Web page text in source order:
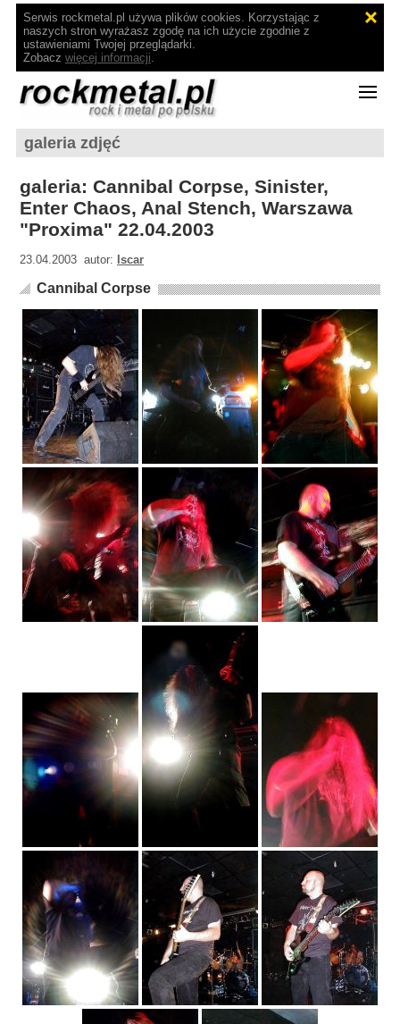
Serwis rockmetal.pl używa plików cookies. Korzystając z
naszych stron wyrażasz zgodę na ich użycie zgodnie z
ustawieniami Twojej przeglądarki.
Zobacz więcej informacji.
galeria zdjęć
galeria: Cannibal Corpse, Sinister,
Enter Chaos, Anal Stench, Warszawa
"Proxima" 22.04.2003
23.04.2003 autor: Iscar
Cannibal Corpse